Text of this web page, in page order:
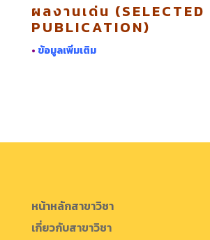
ผลงานเด่น (SELECTED
PUBLICATION)
•ข้อมูลเพิ่มเติม
หน้าหลักสาขาวิชา
เกี่ยวกับสาขาวิชา